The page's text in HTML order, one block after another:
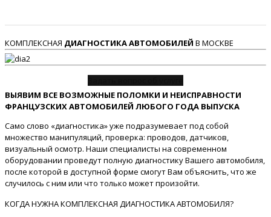
КОМПЛЕКСНАЯ ДИАГНОСТИКА АВТОМОБИЛЕЙ В МОСКВЕ
ВЫЯВИМ ВСЕ ВОЗМОЖНЫЕ ПОЛОМКИ И НЕИСПРАВНОСТИ
ФРАНЦУЗСКИХ АВТОМОБИЛЕЙ ЛЮБОГО ГОДА ВЫПУСКА
Само слово «диагностика» уже подразумевает под собой
множество манипуляций, проверка: проводов, датчиков,
визуальный осмотр. Наши специалисты на современном
оборудовании проведут полную диагностику Вашего автомобиля,
после которой в доступной форме смогут Вам объяснить, что же
случилось с ним или что только может произойти.
КОГДА НУЖНА КОМПЛЕКСНАЯ ДИАГНОСТИКА АВТОМОБИЛЯ?